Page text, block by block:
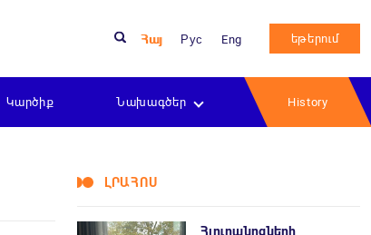
Հայ Рус Eng եթերում
Կարծիք Նախագծեր History
ԼՐԱՀՈՍ
Հյուրանոցների